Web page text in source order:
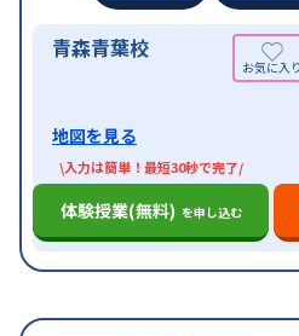
青森青葉校
地図を見る
\入力は簡単！最短30秒で完了/
体験授業(無料) を申し込む